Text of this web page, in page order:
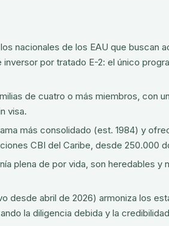
nacionales de los EAU que buscan
por tratado E-2: el único
de cuatro o más miembros, con
visa.
más consolidado (est. 1984) y
CBI del Caribe, desde 250.000
plena de por vida, son heredables y
desde abril de 2026) armoniza los
la diligencia debida y la